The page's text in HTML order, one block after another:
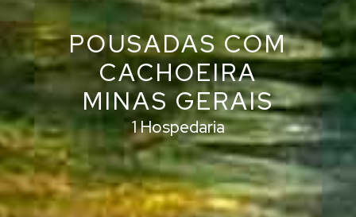
POUSADAS COM
CACHOEIRA
MINAS GERAIS
1 Hospedaria